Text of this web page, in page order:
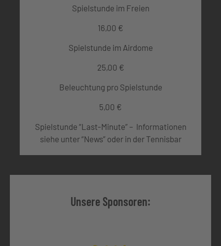
Spielstunde im Freien
16,00 €
Spielstunde im Airdome
25,00 €
Beleuchtung pro Spielstunde
5,00 €
Spielstunde “Last-Minute” – Informationen
siehe unter “News” oder in der Tennisbar
Unsere Sponsoren: